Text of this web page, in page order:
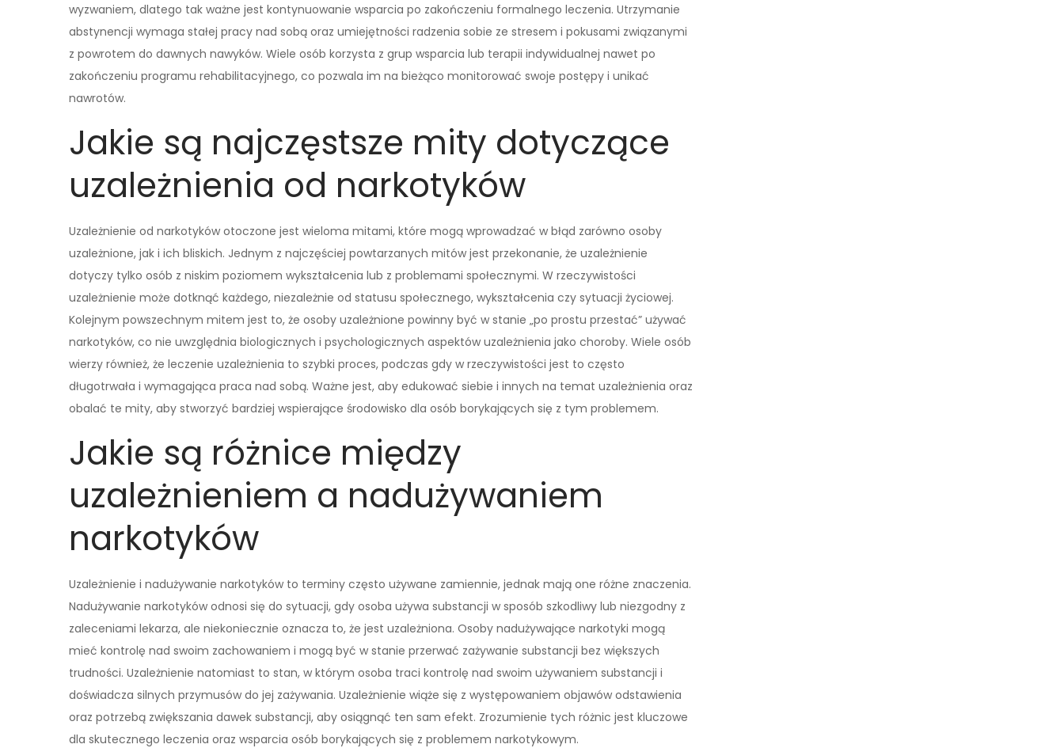
wyzwaniem, dlatego tak ważne jest kontynuowanie wsparcia po zakończeniu formalnego leczenia. Utrzymanie
abstynencji wymaga stałej pracy nad sobą oraz umiejętności radzenia sobie ze stresem i pokusami związanymi
z powrotem do dawnych nawyków. Wiele osób korzysta z grup wsparcia lub terapii indywidualnej nawet po
zakończeniu programu rehabilitacyjnego, co pozwala im na bieżąco monitorować swoje postępy i unikać
nawrotów.
Jakie są najczęstsze mity dotyczące
uzależnienia od narkotyków
Uzależnienie od narkotyków otoczone jest wieloma mitami, które mogą wprowadzać w błąd zarówno osoby
uzależnione, jak i ich bliskich. Jednym z najczęściej powtarzanych mitów jest przekonanie, że uzależnienie
dotyczy tylko osób z niskim poziomem wykształcenia lub z problemami społecznymi. W rzeczywistości
uzależnienie może dotknąć każdego, niezależnie od statusu społecznego, wykształcenia czy sytuacji życiowej.
Kolejnym powszechnym mitem jest to, że osoby uzależnione powinny być w stanie „po prostu przestać” używać
narkotyków, co nie uwzględnia biologicznych i psychologicznych aspektów uzależnienia jako choroby. Wiele osób
wierzy również, że leczenie uzależnienia to szybki proces, podczas gdy w rzeczywistości jest to często
długotrwała i wymagająca praca nad sobą. Ważne jest, aby edukować siebie i innych na temat uzależnienia oraz
obalać te mity, aby stworzyć bardziej wspierające środowisko dla osób borykających się z tym problemem.
Jakie są różnice między
uzależnieniem a nadużywaniem
narkotyków
Uzależnienie i nadużywanie narkotyków to terminy często używane zamiennie, jednak mają one różne znaczenia.
Nadużywanie narkotyków odnosi się do sytuacji, gdy osoba używa substancji w sposób szkodliwy lub niezgodny z
zaleceniami lekarza, ale niekoniecznie oznacza to, że jest uzależniona. Osoby nadużywające narkotyki mogą
mieć kontrolę nad swoim zachowaniem i mogą być w stanie przerwać zażywanie substancji bez większych
trudności. Uzależnienie natomiast to stan, w którym osoba traci kontrolę nad swoim używaniem substancji i
doświadcza silnych przymusów do jej zażywania. Uzależnienie wiąże się z występowaniem objawów odstawienia
oraz potrzebą zwiększania dawek substancji, aby osiągnąć ten sam efekt. Zrozumienie tych różnic jest kluczowe
dla skutecznego leczenia oraz wsparcia osób borykających się z problemem narkotykowym.